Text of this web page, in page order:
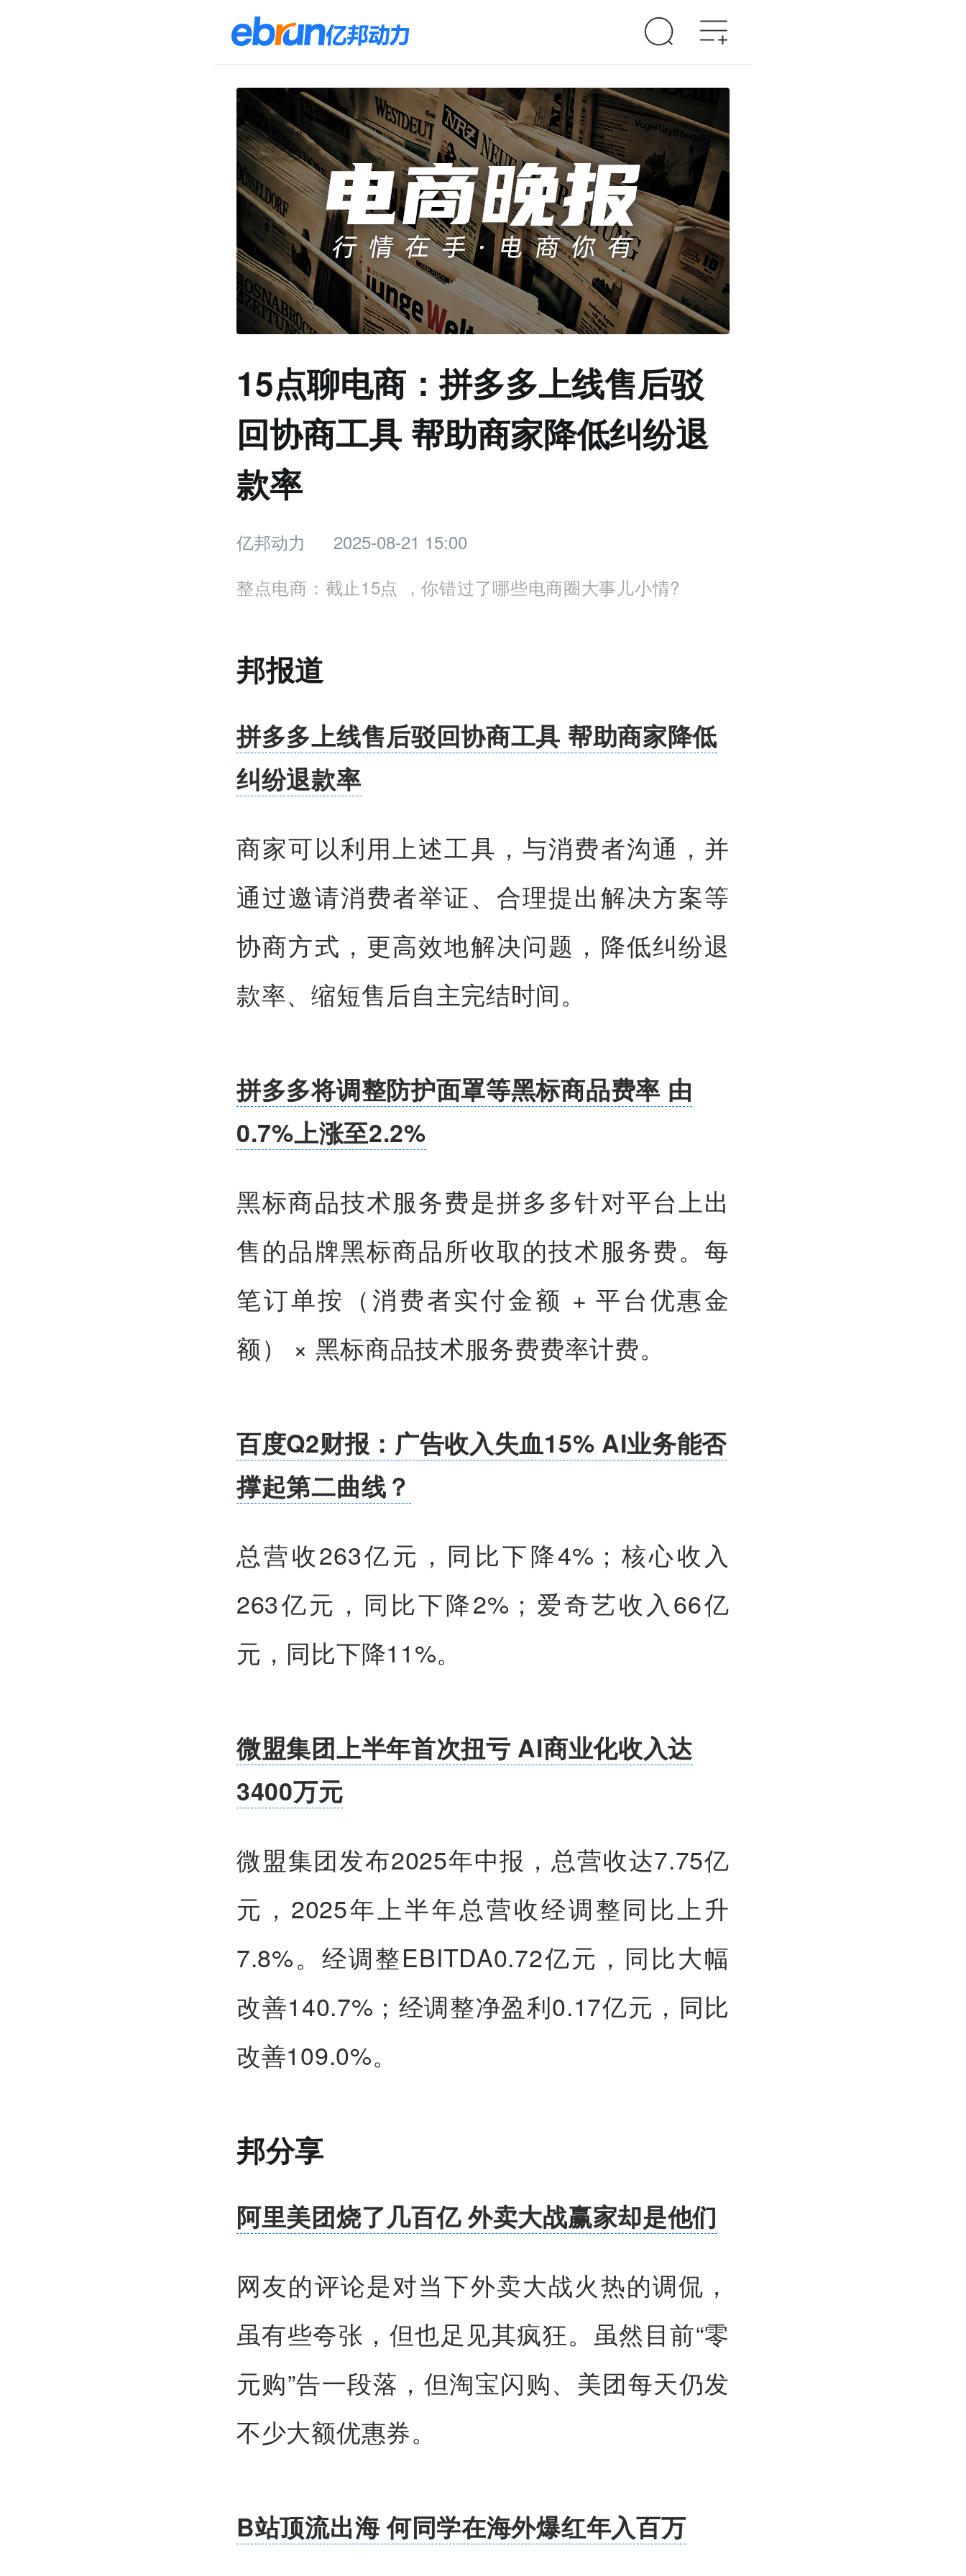
15点聊电商：拼多多上线售后驳
回协商工具 帮助商家降低纠纷退
款率
亿邦动力
2025-08-21 15:00
整点电商：截止15点 ，你错过了哪些电商圈大事儿小情?
邦报道
拼多多上线售后驳回协商工具 帮助商家降低
纠纷退款率
商家可以利用上述工具，与消费者沟通，并
通过邀请消费者举证、合理提出解决方案等
协商方式，更高效地解决问题，降低纠纷退
款率、缩短售后自主完结时间。
拼多多将调整防护面罩等黑标商品费率 由
0.7%上涨至2.2%
黑标商品技术服务费是拼多多针对平台上出
售的品牌黑标商品所收取的技术服务费。每
笔订单按（消费者实付金额 + 平台优惠金
额） × 黑标商品技术服务费费率计费。
百度Q2财报：广告收入失血15% AI业务能否
撑起第二曲线？
总营收263亿元，同比下降4%；核心收入
263亿元，同比下降2%；爱奇艺收入66亿
元，同比下降11%。
微盟集团上半年首次扭亏 AI商业化收入达
3400万元
微盟集团发布2025年中报，总营收达7.75亿
元，2025年上半年总营收经调整同比上升
7.8%。经调整EBITDA0.72亿元，同比大幅
改善140.7%；经调整净盈利0.17亿元，同比
改善109.0%。
邦分享
阿里美团烧了几百亿 外卖大战赢家却是他们
网友的评论是对当下外卖大战火热的调侃，
虽有些夸张，但也足见其疯狂。虽然目前“零
元购”告一段落，但淘宝闪购、美团每天仍发
不少大额优惠券。
B站顶流出海 何同学在海外爆红年入百万